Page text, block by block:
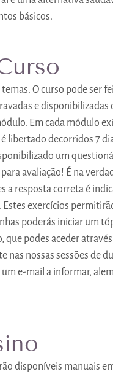
básicos.
O curso pode ser
e disponibilizadas
Em cada módulo
libertado decorridos 7
um
avaliação! É na
a resposta correta é
exercícios
poderás iniciar um
podes aceder
nossas sessões de
e-mail a informar,
disponíveis manuais